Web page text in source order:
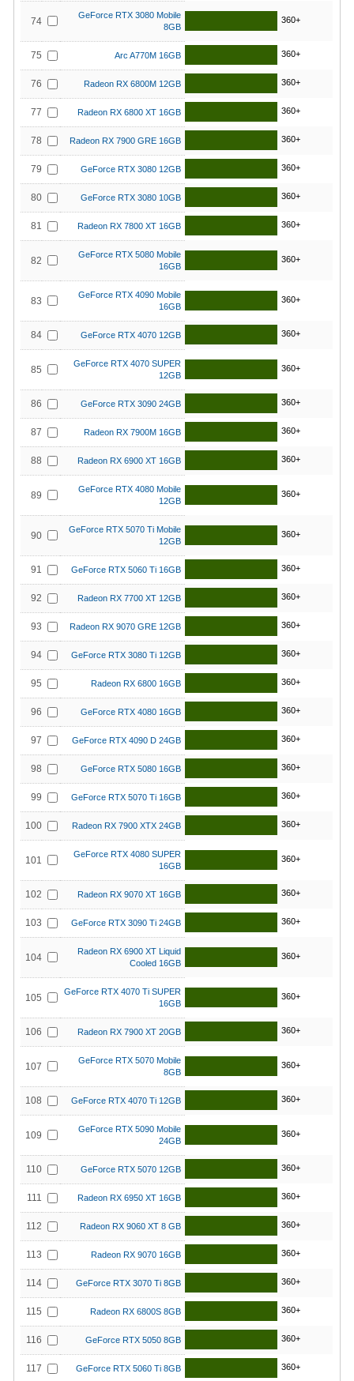
74
GeForce RTX 3080 Mobile
8GB
360+
75 Arc A770M 16GB 360+
76 Radeon RX 6800M 12GB 360+
77 Radeon RX 6800 XT 16GB 360+
78 Radeon RX 7900 GRE 16GB 360+
79 GeForce RTX 3080 12GB 360+
80 GeForce RTX 3080 10GB 360+
81 Radeon RX 7800 XT 16GB 360+
82
GeForce RTX 5080 Mobile
16GB
360+
83
GeForce RTX 4090 Mobile
16GB
360+
84 GeForce RTX 4070 12GB 360+
85
GeForce RTX 4070 SUPER
12GB
360+
86 GeForce RTX 3090 24GB 360+
87 Radeon RX 7900M 16GB 360+
88 Radeon RX 6900 XT 16GB 360+
89
GeForce RTX 4080 Mobile
12GB
360+
90
GeForce RTX 5070 Ti Mobile
12GB
360+
91 GeForce RTX 5060 Ti 16GB 360+
92 Radeon RX 7700 XT 12GB 360+
93 Radeon RX 9070 GRE 12GB 360+
94 GeForce RTX 3080 Ti 12GB 360+
95 Radeon RX 6800 16GB 360+
96 GeForce RTX 4080 16GB 360+
97 GeForce RTX 4090 D 24GB 360+
98 GeForce RTX 5080 16GB 360+
99 GeForce RTX 5070 Ti 16GB 360+
100 Radeon RX 7900 XTX 24GB 360+
101
GeForce RTX 4080 SUPER
16GB
360+
102 Radeon RX 9070 XT 16GB 360+
103 GeForce RTX 3090 Ti 24GB 360+
104
Radeon RX 6900 XT Liquid
Cooled 16GB
360+
105
GeForce RTX 4070 Ti SUPER
16GB
360+
106 Radeon RX 7900 XT 20GB 360+
107
GeForce RTX 5070 Mobile
8GB
360+
108 GeForce RTX 4070 Ti 12GB 360+
109
GeForce RTX 5090 Mobile
24GB
360+
110 GeForce RTX 5070 12GB 360+
111 Radeon RX 6950 XT 16GB 360+
112 Radeon RX 9060 XT 8 GB 360+
113 Radeon RX 9070 16GB 360+
114 GeForce RTX 3070 Ti 8GB 360+
115 Radeon RX 6800S 8GB 360+
116 GeForce RTX 5050 8GB 360+
117 GeForce RTX 5060 Ti 8GB 360+